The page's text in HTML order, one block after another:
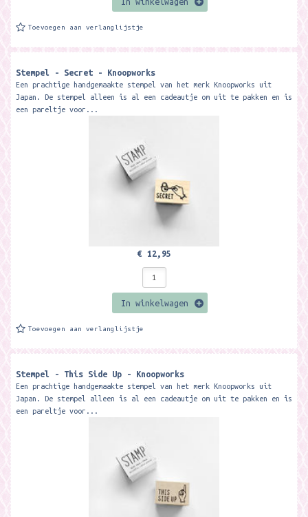
Toevoegen aan verlanglijstje
Stempel - Secret - Knoopworks
Een prachtige handgemaakte stempel van het merk Knoopworks uit
Japan. De stempel alleen is al een cadeautje om uit te pakken en is
een pareltje voor...
€ 12,95
In winkelwagen
Toevoegen aan verlanglijstje
Stempel - This Side Up - Knoopworks
Een prachtige handgemaakte stempel van het merk Knoopworks uit
Japan. De stempel alleen is al een cadeautje om uit te pakken en is
een pareltje voor...